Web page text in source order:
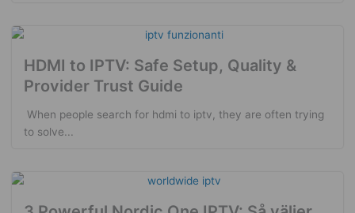
HDMI to IPTV: Safe Setup, Quality &
Provider Trust Guide
​ When people search for hdmi to iptv, they are often trying
to solve...